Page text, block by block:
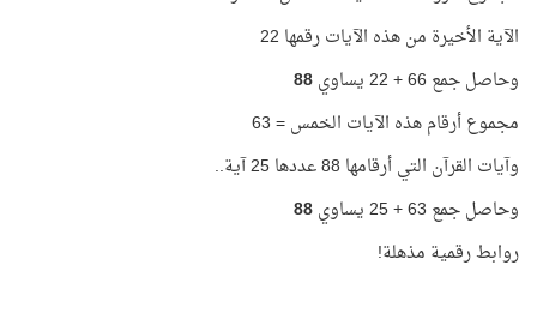
الآية الأخيرة من هذه الآيات رقمها 22
وحاصل جمع 66 + 22 يساوي
88
مجموع أرقام هذه الآيات الخمس = 63
وآيات القرآن التي أرقامها 88 عددها 25 آية..
وحاصل جمع 63 + 25 يساوي
88
روابط رقمية مذهلة!